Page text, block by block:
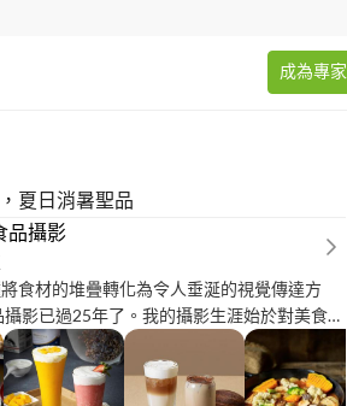
成為專家
夏日消暑聖品
品攝影
食材的堆疊轉化為令人垂涎的視覺傳達方
影已過25年了。我的攝影生涯始於對美食的
道料理都有其魅惑口慾的故事，而我的工作
的人間食事。 作品請點擊連結參閱
pxo9ZgzUs1trLXKH7